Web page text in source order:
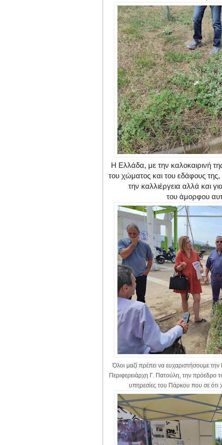
Η Ελλάδα, με την καλοκαιρινή
του χώματος και του εδάφους της,
την καλλιέργεια αλλά και
του άμορφου
Όλοι μαζί πρέπει να ευχαριστήσουμε την
Περιφερειάρχη Γ. Πατούλη, την πρόεδρο
υπηρεσίες του Πάρκου που σε ότι